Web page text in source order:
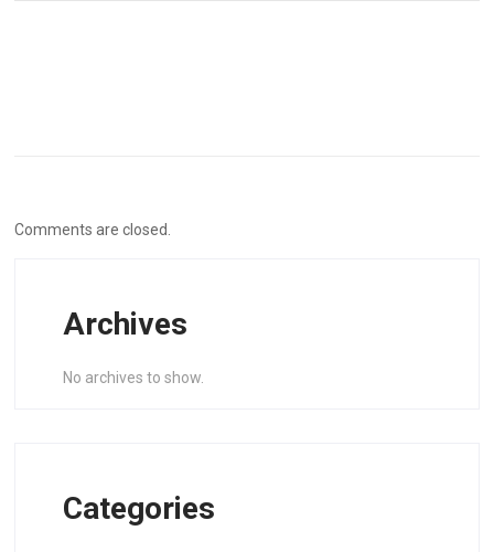
Comments are closed.
Archives
No archives to show.
Categories